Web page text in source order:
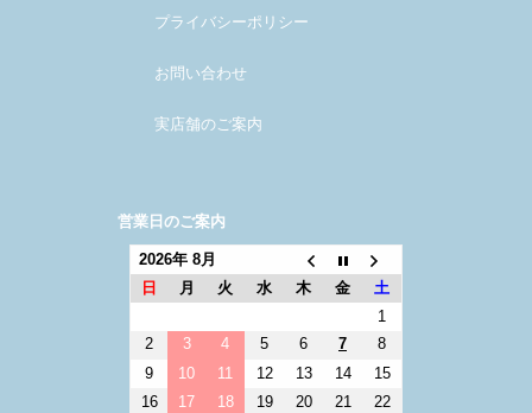
プライバシーポリシー
お問い合わせ
実店舗のご案内
営業日のご案内
2026年 8月
日
月 火 水 木 金
土
1
2
3 4 5 6 7
8
9
10 11 12 13 14
15
16
17 18 19 20 21
22